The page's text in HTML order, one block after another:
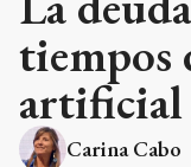
tiempos
artificial
Carina Cabo